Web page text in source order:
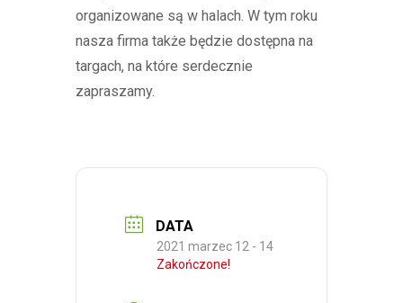
organizowane są w halach. W tym roku
nasza firma także będzie dostępna na
targach, na które serdecznie
zapraszamy.
DATA
2021 marzec 12 - 14
Zakończone!